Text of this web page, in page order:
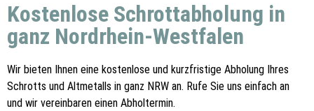
Kostenlose Schrottabholung in
ganz Nordrhein-Westfalen
Wir bieten Ihnen eine kostenlose und kurzfristige Abholung Ihres
Schrotts und Altmetalls in ganz NRW an. Rufe Sie uns einfach an
und wir vereinbaren einen Abholtermin.